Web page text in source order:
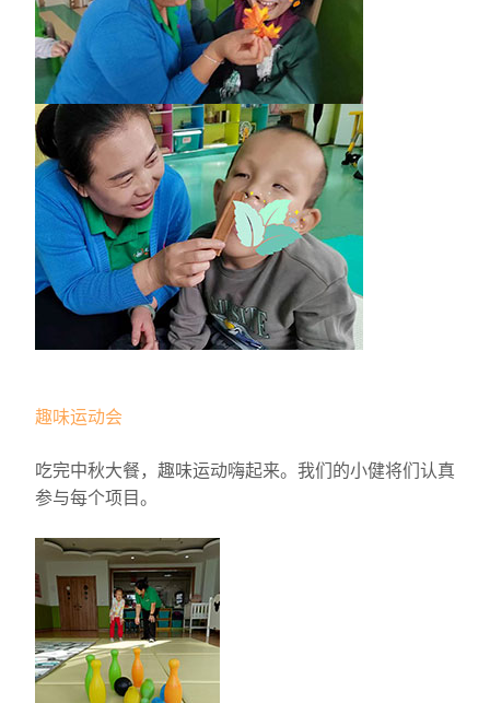
趣味运动会
吃完中秋大餐，趣味运动嗨起来。我们的小健将们认真
参与每个项目。